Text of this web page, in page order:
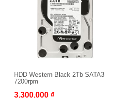
HDD Western Black 2Tb SATA3
7200rpm
3.300.000 ₫